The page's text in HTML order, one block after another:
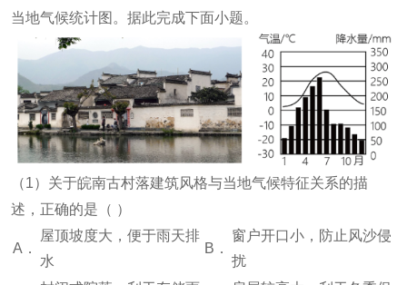
当地气候统计图 。据此完成下面小题。
（1）关于皖南古村落建筑风格与当地气候特征关系的描
述，正确的是（ ）
A．
屋顶坡度大，便于雨天排
水
B．
窗户开口小，防止风沙侵
扰